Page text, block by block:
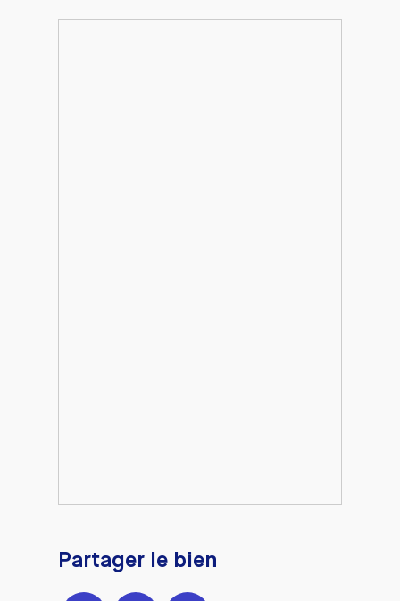
Partager le bien